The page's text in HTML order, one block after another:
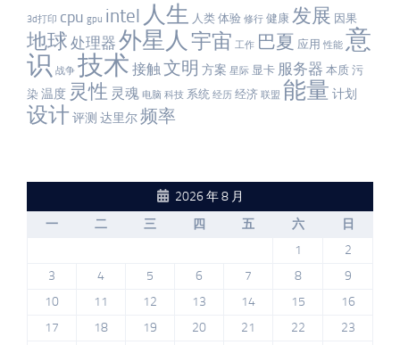
3d打印 cpu gpu intel 人生 人类 体验 修行 健康 发展 因果
地球 处理器 外星人 宇宙 工作 巴夏 应用 性能 意
识 战争 技术 接触文明 方案 星际 显卡 服务器 本质 污
染 温度 灵性 灵魂 电脑 科技 系统 经历 经济 联盟 能量 计划
设计评测 达里尔频率
2026 年 8 月
一
二 三 四 五 六
日
1
2
3
4 5 6 7 8
9
10
11 12 13 14 15
16
17
18 19 20 21 22
23